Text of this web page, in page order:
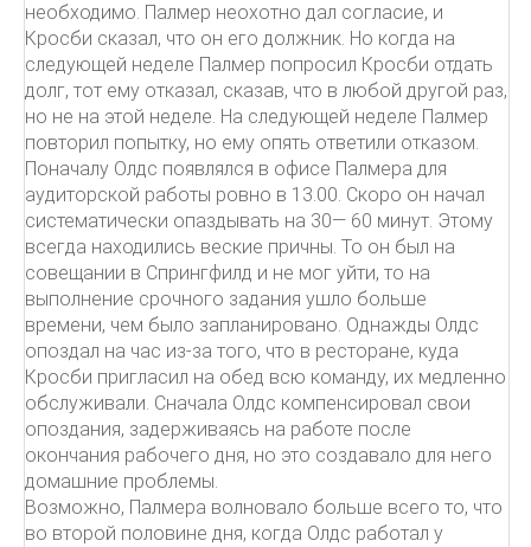
необходимо. Палмер неохотно дал согласие, и
Кросби сказал, что он его должник. Но когда на
следующей неделе Палмер попросил Кросби отдать
долг, тот ему отказал, сказав, что в любой другой раз,
но не на этой неделе. На следующей неделе Палмер
повторил попытку, но ему опять ответили отказом.
Поначалу Олдс появлялся в офисе Палмера для
аудиторской работы ровно в 13.00. Скоро он начал
систематически опаздывать на 30— 60 минут. Этому
всегда находились веские причны. То он был на
совещании в Спрингфилд и не мог уйти, то на
выполнение срочного задания ушло больше
времени, чем было запланировано. Однажды Олдс
опоздал на час из-за того, что в ресторане, куда
Кросби пригласил на обед всю команду, их медленно
обслуживали. Сначала Олдс компенсировал свои
опоздания, задерживаясь на работе после
окончания рабочего дня, но это создавало для него
домашние проблемы.
Возможно, Палмера волновало больше всего то, что
во второй половине дня, когда Олдс работал у